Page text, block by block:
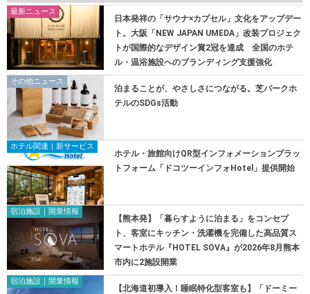
最新ニュース
日本発祥の「サウナ×カプセル」文化をアップデー
ト。大阪「NEW JAPAN UMEDA」改装プロジェク
トが国際的なデザイン賞2冠を達成 全国のホテ
ル・温浴施設へのブランディング支援強化
その他ニュース
泊まることが、やさしさにつながる。芝パークホ
テルのSDGs活動
ホテル関連｜新サービス
ホテル・旅館向けQR型インフォメーションプラッ
トフォーム「ドコツーインフォHotel」提供開始
宿泊施設｜開業情報
【熊本発】「暮らすように泊まる」をコンセプ
ト、客室にキッチン・洗濯機を完備した高品質ス
マートホテル『HOTEL SOVA』が2026年8月熊本
市内に2施設開業
宿泊施設｜開業情報
【北海道初導入！睡眠特化型客室も】「ドーミー